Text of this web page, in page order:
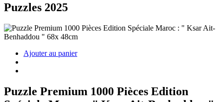
Puzzles 2025
Ajouter au panier
Puzzle Premium 1000 Pièces Edition